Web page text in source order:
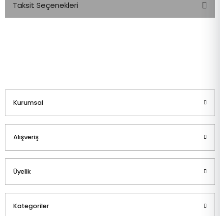
Taksit Seçenekleri
Kurumsal
Alışveriş
Üyelik
Kategoriler